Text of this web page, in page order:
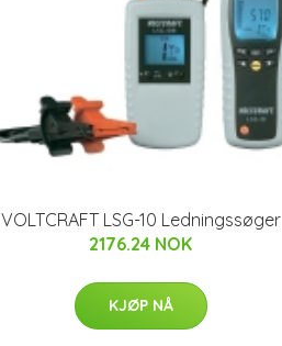
VOLTCRAFT LSG-10 Ledningssøger
2176.24 NOK
KJØP NÅ